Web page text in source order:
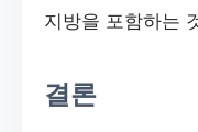
지방을 포함하는
결론